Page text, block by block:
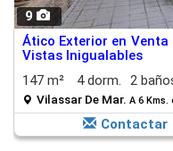
9
Ático Exterior en Venta
Vistas Inigualables
147 m²
4 dorm. 2
Vilassar De Mar. A 6 Kms.
Contactar